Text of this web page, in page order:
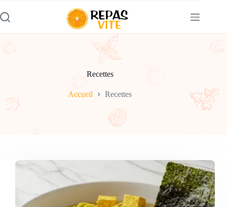
au
contenu
Recettes
Accueil Recettes